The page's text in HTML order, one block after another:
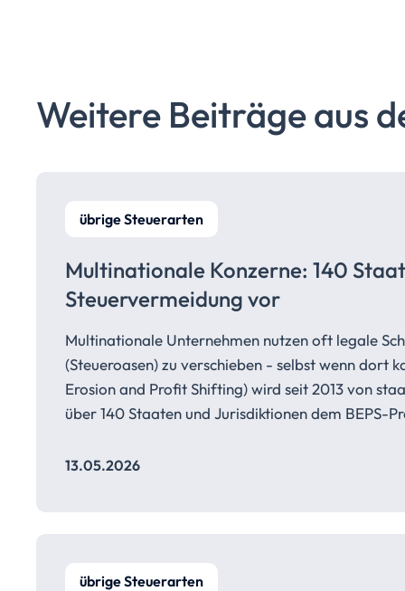
Weitere Beiträge aus
übrige Steuerarten
Multinationale Konzerne: 140
Steuervermeidung vor
Multinationale Unternehmen nutzen oft legale
(Steueroasen) zu verschieben - selbst wenn dort
Erosion and Profit Shifting) wird seit 2013 von
über 140 Staaten und Jurisdiktionen dem BEPS-
13.05.2026
übrige Steuerarten